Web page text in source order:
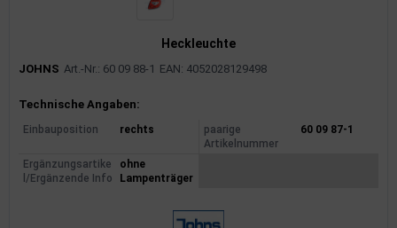
Heckleuchte
JOHNS Art.-Nr.: 60 09 88-1 EAN: 4052028129498
Produktinformationen
Technische Angaben:
Einbauposition rechts
paarige
Artikelnummer
60 09 87-1
Ergänzungsartike
l/Ergänzende Info
ohne
Lampenträger